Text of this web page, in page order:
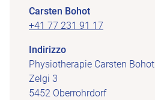
Carsten Bohot
+41 77 231 91 17
Indirizzo
Physiotherapie Carsten Bohot
Zelgi 3
5452 Oberrohrdorf